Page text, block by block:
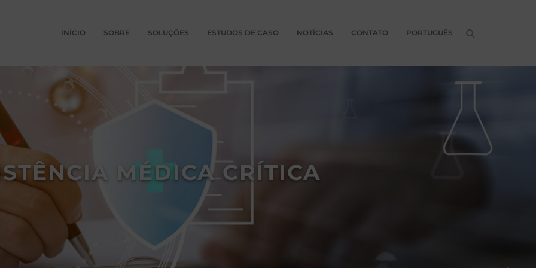
INÍCIO SOBRE SOLUÇÕES ESTUDOS DE CASO NOTÍCIAS CONTATO PORTUGUÊS
MÉDICA CRÍTICA